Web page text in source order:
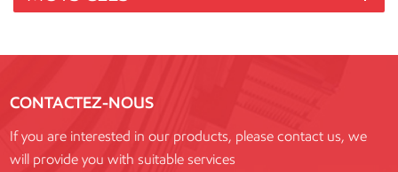
CONTACTEZ-NOUS
If you are interested in our products, please contact us, we
will provide you with suitable services